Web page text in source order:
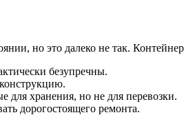
но это далеко не так.
безупречны.
хранения, но не для перевозки.
дорогостоящего ремонта.